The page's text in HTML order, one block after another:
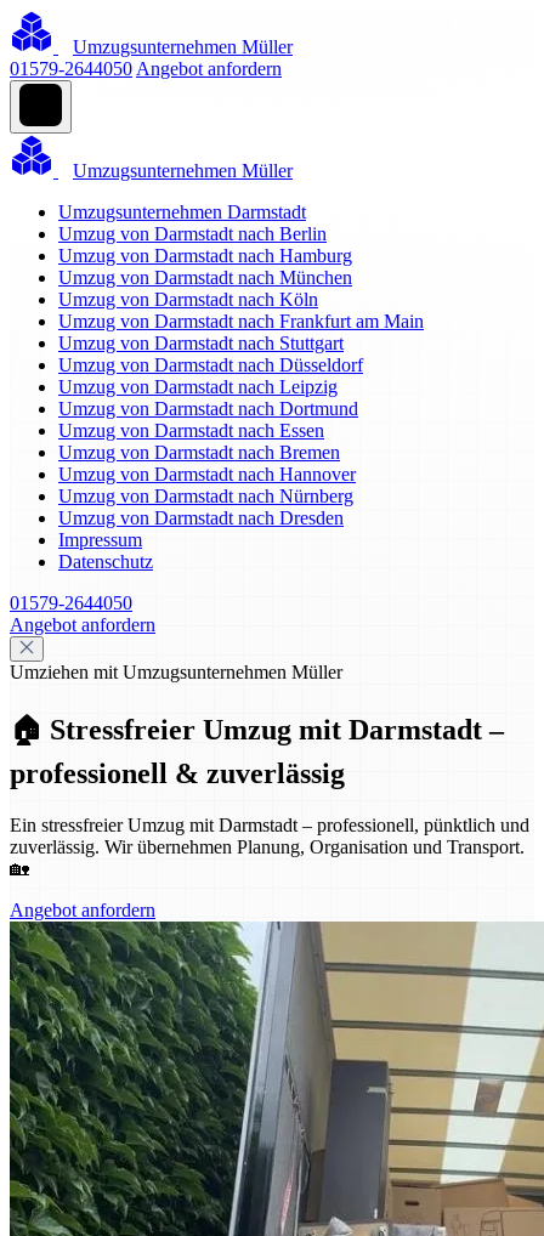
Umzugsunternehmen Müller
01579-2644050 Angebot anfordern
Umzugsunternehmen Müller
Umzugsunternehmen Darmstadt
Umzug von Darmstadt nach Berlin
Umzug von Darmstadt nach Hamburg
Umzug von Darmstadt nach München
Umzug von Darmstadt nach Köln
Umzug von Darmstadt nach Frankfurt am Main
Umzug von Darmstadt nach Stuttgart
Umzug von Darmstadt nach Düsseldorf
Umzug von Darmstadt nach Leipzig
Umzug von Darmstadt nach Dortmund
Umzug von Darmstadt nach Essen
Umzug von Darmstadt nach Bremen
Umzug von Darmstadt nach Hannover
Umzug von Darmstadt nach Nürnberg
Umzug von Darmstadt nach Dresden
Impressum
Datenschutz
01579-2644050
Angebot anfordern
Umziehen mit Umzugsunternehmen Müller
🏠 Stressfreier Umzug mit Darmstadt –
professionell & zuverlässig
Ein stressfreier Umzug mit Darmstadt – professionell, pünktlich und
zuverlässig. Wir übernehmen Planung, Organisation und Transport.
🏡
Angebot anfordern